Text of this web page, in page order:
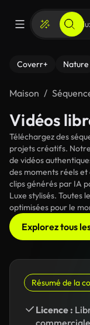
Coverr+ Nature
Maison
Vidéos
Téléchargez des
projets créatifs.
de vidéos
des moments réels et
clips générés par IA
Luxe stylisés. Toutes
optimisées pour le
Explorez tous
Résumé de la
Licence :
commerciale